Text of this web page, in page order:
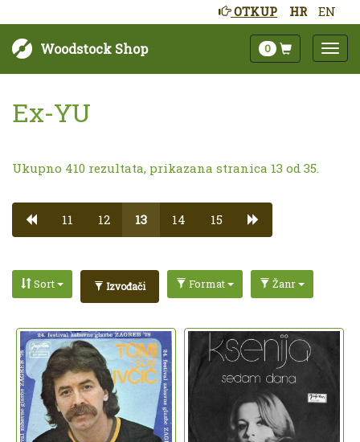
HR EN
OTKUP
Woodstock Shop 0
Ex-YU
Ukupno 410 rezultata, prikazana stranica 13 od 35.
11 12 13 14 15
Sort Izvođači Format Žanr